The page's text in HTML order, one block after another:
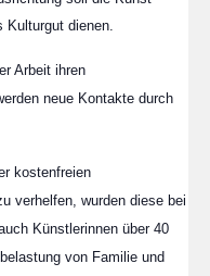
Kulturgut dienen.
Arbeit ihren
neue Kontakte durch
kostenfreien
verhelfen, wurden diese bei
Künstlerinnen über 40
von Familie und